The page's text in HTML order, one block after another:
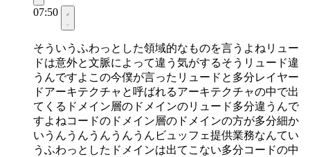
07:50
そういうふわっとした領域的なものを言うよねリュー
ドは意外と文脈によって違う気がするそうリュード違
うんですよこの今僕が言ったリュードと多分レイヤー
ドアーキテクチャと呼ばれるアーキテクチャの中で出
てくるドメイン層のドメインのリュード多分違うんで
すよねコードのドメイン層のドメインの方が多分細か
いうんうんうんうんうんビュッフェ提供業務なんてい
うふわっとしたドメインは出てこない多分コードの中